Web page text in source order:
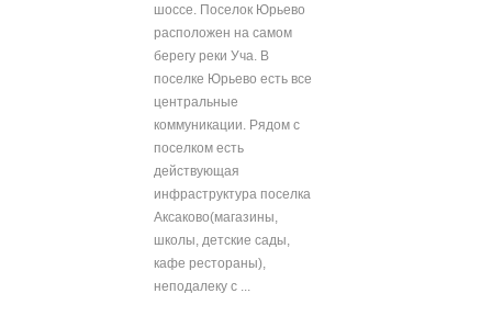
шоссе. Поселок Юрьево
расположен на самом
берегу реки Уча. В
поселке Юрьево есть все
центральные
коммуникации. Рядом с
поселком есть
действующая
инфраструктура поселка
Аксаково(магазины,
школы, детские сады,
кафе рестораны),
неподалеку с ...